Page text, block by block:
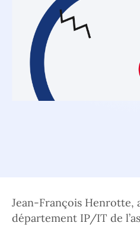
Jean-François Henrotte,
département IP/IT de